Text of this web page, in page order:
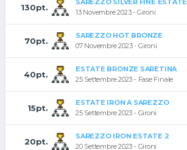
130pt.
SAREZZO SILVER FINE ESTATE
13 Novembre 2023 - Gironi
70pt.
SAREZZO HOT BRONZE
07 Novembre 2023 - Gironi
40pt.
ESTATE BRONZE SARETINA
25 Settembre 2023 - Fase Finale
15pt.
ESTATE IRON A SAREZZO
25 Settembre 2023 - Gironi
20pt.
SAREZZO IRON ESTATE 2
20 Settembre 2023 - Gironi